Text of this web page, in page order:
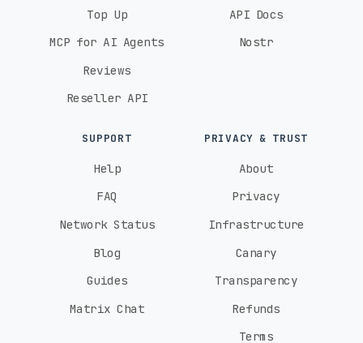
Top Up
MCP for AI Agents
Reviews
Reseller API
API Docs
Nostr
SUPPORT
Help
FAQ
Network Status
Blog
Guides
Matrix Chat
PRIVACY & TRUST
About
Privacy
Infrastructure
Canary
Transparency
Refunds
Terms